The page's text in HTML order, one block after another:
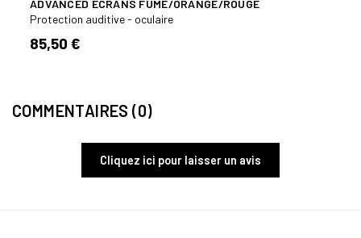
ADVANCED ÉCRANS FUMÉ/ORANGE/ROUGE
Protection auditive - oculaire
85,50 €
COMMENTAIRES (0)
Cliquez ici pour laisser un avis